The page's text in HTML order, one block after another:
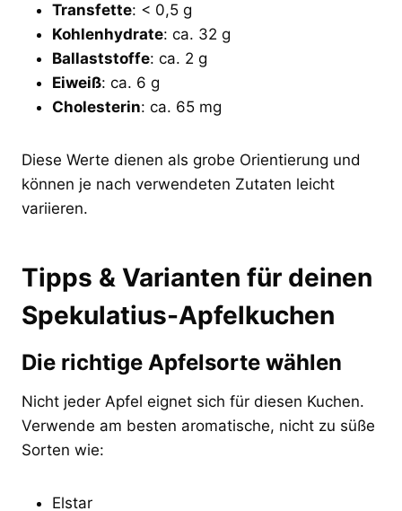
Transfette: < 0,5 g
Kohlenhydrate: ca. 32 g
Ballaststoffe: ca. 2 g
Eiweiß: ca. 6 g
Cholesterin: ca. 65 mg
Diese Werte dienen als grobe Orientierung und
können je nach verwendeten Zutaten leicht
variieren.
Tipps & Varianten für deinen
Spekulatius-Apfelkuchen
Die richtige Apfelsorte wählen
Nicht jeder Apfel eignet sich für diesen Kuchen.
Verwende am besten aromatische, nicht zu süße
Sorten wie:
Elstar